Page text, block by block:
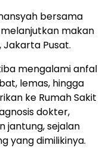
bersama
makan
Jakarta Pusat.
mengalami anfal
lemas, hingga
ke Rumah Sakit
dokter,
jantung, sejalan
yang dimilikinya.